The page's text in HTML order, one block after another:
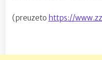
(preuzeto https://